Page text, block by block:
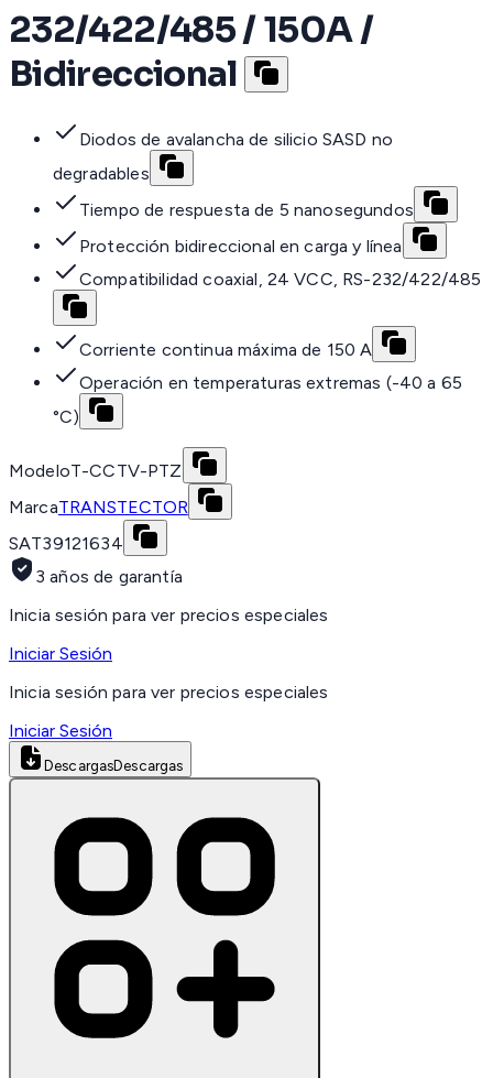
232/422/485 / 150A /
Bidireccional
Diodos de avalancha de silicio SASD no
degradables
Tiempo de respuesta de 5 nanosegundos
Protección bidireccional en carga y línea
Compatibilidad coaxial, 24 VCC, RS-232/422/485
Corriente continua máxima de 150 A
Operación en temperaturas extremas (-40 a 65
°C)
ModeloT-CCTV-PTZ
MarcaTRANSTECTOR
SAT39121634
3 años de garantía
Inicia sesión para ver precios especiales
Iniciar Sesión
Inicia sesión para ver precios especiales
Iniciar Sesión
DescargasDescargas